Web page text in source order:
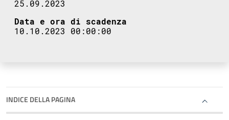
25.09.2023
Data e ora di scadenza
10.10.2023 00:00:00
INDICE DELLA PAGINA